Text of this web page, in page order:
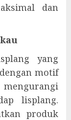
dan
yang
motif
lisplang.
produk